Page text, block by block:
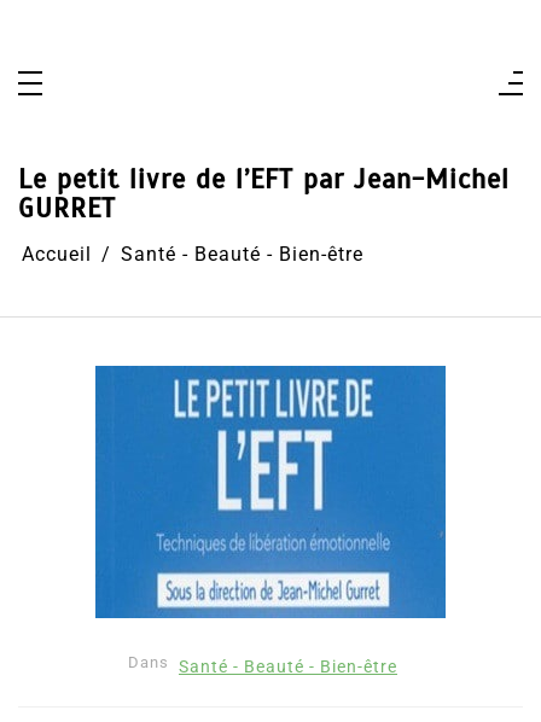
Le petit livre de l’EFT par Jean-Michel
GURRET
Accueil Santé - Beauté - Bien-être
Dans Santé - Beauté - Bien-être